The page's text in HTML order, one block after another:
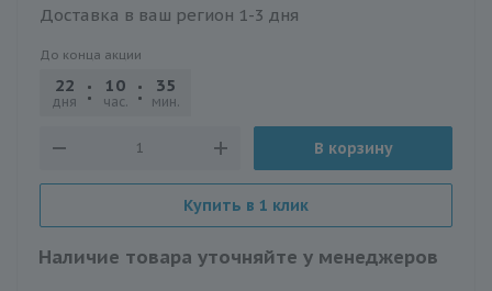
Доставка в ваш регион 1-3 дня
До конца акции
22
дня
10
час.
35
мин.
В корзину
Купить в 1 клик
Наличие товара уточняйте у менеджеров